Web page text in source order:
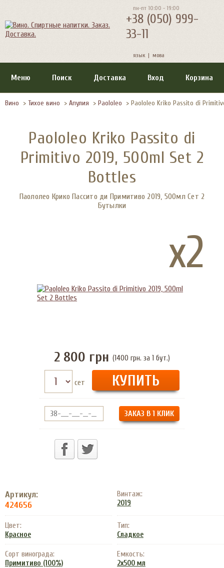
пн-пт 10:00 - 19:00
+38 (050) 999-
33-11
язык | мова
Меню Поиск Доставка Вход Корзина
Вино > Тихое вино > Апулия > Paololeo > Paololeo Kriko Passito di
Paololeo Kriko Passito di
Primitivo 2019, 500ml Set 2
Bottles
Паололео Крико Пассито ди Примитиво 2019, 500мл Сет 2
Бутылки
x2
2 800 грн (1400 грн. за 1 бут.)
сет
ЗАКАЗ В 1 КЛИК
Артикул:
424656
Винтаж:
2019
Цвет:
Красное
Тип:
Сладкое
Сорт винограда:
Примитиво (100%)
Емкость:
2x500 мл